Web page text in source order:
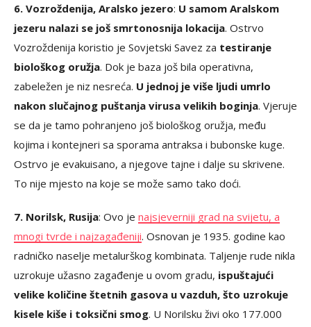
6. Vozroždenija, Aralsko jezero: U samom Aralskom
jezeru nalazi se još smrtonosnija lokacija. Ostrvo
Vozroždenija koristio je Sovjetski Savez za testiranje
biološkog oružja. Dok je baza još bila operativna,
zabeležen je niz nesreća. U jednoj je više ljudi umrlo
nakon slučajnog puštanja virusa velikih boginja. Vjeruje
se da je tamo pohranjeno još biološkog oružja, među
kojima i kontejneri sa sporama antraksa i bubonske kuge.
Ostrvo je evakuisano, a njegove tajne i dalje su skrivene.
To nije mjesto na koje se može samo tako doći.
7. Norilsk, Rusija: Ovo je najsjeverniji grad na svijetu, a
mnogi tvrde i najzagađeniji. Osnovan je 1935. godine kao
radničko naselje metalurškog kombinata. Taljenje rude nikla
uzrokuje užasno zagađenje u ovom gradu, ispuštajući
velike količine štetnih gasova u vazduh, što uzrokuje
kisele kiše i toksični smog. U Norilsku živi oko 177.000